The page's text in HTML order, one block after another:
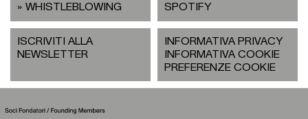
WHISTLEBLOWING
SPOTIFY
ISCRIVITI ALLA
NEWSLETTER
INFORMATIVA PRIVACY
INFORMATIVA COOKIE
PREFERENZE COOKIE